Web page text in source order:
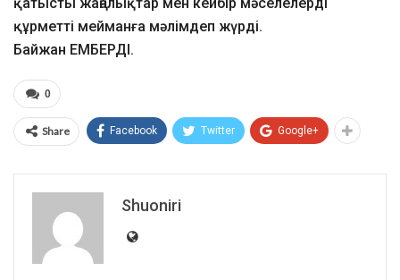
құрметті мейманға мәлімдеп жүрді.
Байжан ЕМБЕРДІ.
0
Share Facebook Twitter Google+
Shuoniri